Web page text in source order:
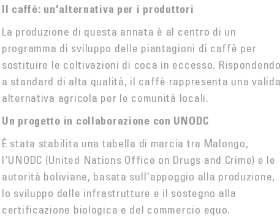
Il caffè: un'alternativa per i produttori
La produzione di questa annata è al centro di un
programma di sviluppo delle piantagioni di caffè per
sostituire le coltivazioni di coca in eccesso.
a standard di alta qualità, il caffè rappresenta una
alternativa agricola per le comunità locali.
Un progetto in collaborazione con UNODC
È stata stabilita una tabella di marcia tra Malongo,
l'UNODC (United Nations Office on Drugs and Crime) e le
autorità boliviane, basata sull'appoggio alla produzione,
lo sviluppo delle infrastrutture e il sostegno alla
certificazione biologica e del commercio equo.